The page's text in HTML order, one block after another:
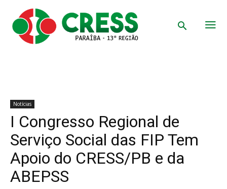
Notícias
I Congresso Regional de
Serviço Social das FIP Tem
Apoio do CRESS/PB e da
ABEPSS